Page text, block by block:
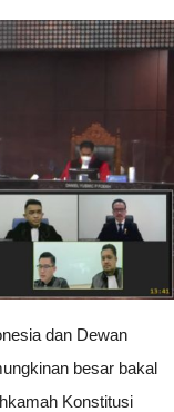
dan Dewan
besar bakal
Konstitusi